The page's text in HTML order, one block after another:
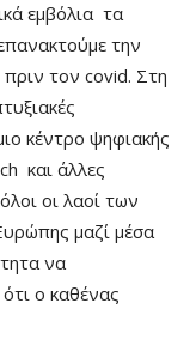
εμβόλια τα
την
τον covid. Στη
κέντρο ψηφιακής
και άλλες
οι λαοί των
μαζί μέσα
να
ο καθένας